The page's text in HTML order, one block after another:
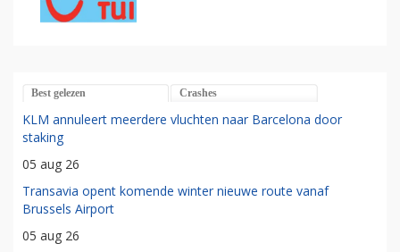
Best gelezen Crashes
KLM annuleert meerdere vluchten naar Barcelona door
staking
05 aug 26
Transavia opent komende winter nieuwe route vanaf
Brussels Airport
05 aug 26